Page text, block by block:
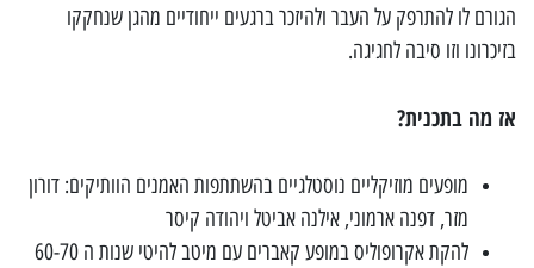
הגורם לו להתרפק על העבר ולהיזכר ברגעים ייחודיים מהגן שנחקקו
בזיכרונו וזו סיבה לחגיגה.
אז מה בתכנית?
מופעים מוזיקליים נוסטלגיים בהשתתפות האמנים הוותיקים: דורון
מזר, דפנה ארמוני, אילנה אביטל ויהודה קיסר
להקת אקרופוליס במופע קאברים עם מיטב להיטי שנות ה 60-70